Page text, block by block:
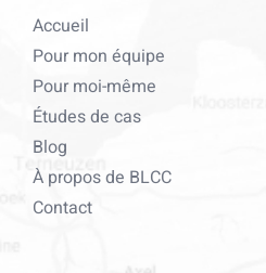
Accueil
Pour mon équipe
Pour moi-même
Études de cas
Blog
À propos de BLCC
Contact